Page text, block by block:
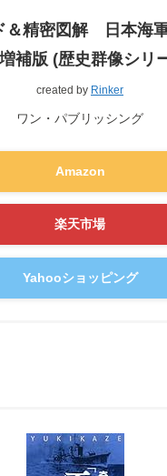
＆精密図解 日本海
補版 (歴史群像シリ
created by Rinker
ワン・パブリッシング
Amazon
楽天市場
Yahooショッピング